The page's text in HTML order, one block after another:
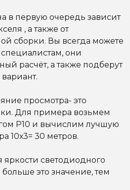
в первую очередь зависит
, а также от
сборки. Вы всегда можете
они
расчёт, а также подберут
просмотра- это
Для примера возьмем
Р10 и вычислим лучшую
10х3= 30 метров.
светодиодного
это значение, тем